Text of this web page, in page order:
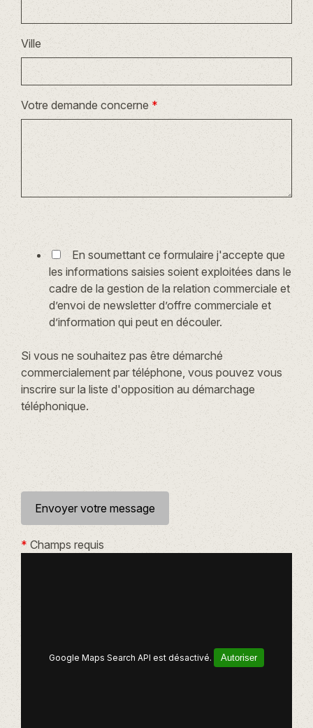
Ville
Votre demande concerne *
En soumettant ce formulaire j'accepte que
les informations saisies soient exploitées dans le
cadre de la gestion de la relation commerciale et
d’envoi de newsletter d’offre commerciale et
d’information qui peut en découler.
Si vous ne souhaitez pas être démarché
commercialement par téléphone, vous pouvez vous
inscrire sur la liste d'opposition au démarchage
téléphonique.
* Champs requis
Google Maps Search API est désactivé. Autoriser